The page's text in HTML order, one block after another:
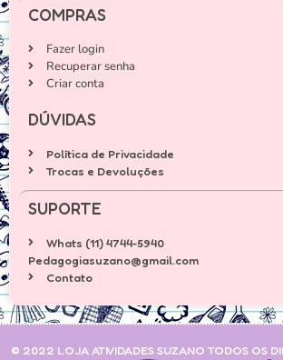
COMPRAS
Fazer login
Recuperar senha
Criar conta
DÚVIDAS
Política de Privacidade
Trocas e Devoluções
SUPORTE
Whats (11) 4744-5940
Pedagogiasuzano@gmail.com
Contato
© 2022 LOJA ATIVIDADES SUZANO TODOS OS